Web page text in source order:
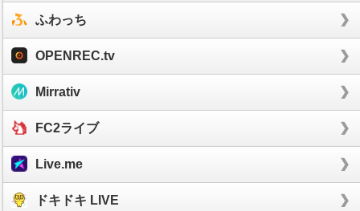
ふわっち
OPENREC.tv
Mirrativ
FC2ライブ
Live.me
ドキドキ LIVE